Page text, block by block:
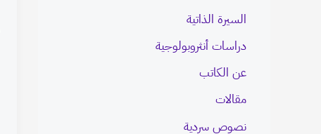
السيرة الذاتية
دراسات أنثروبولوجية
عن الكاتب
مقالات
نصوص سردية